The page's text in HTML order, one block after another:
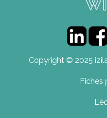
Copyright © 2025
Fiches